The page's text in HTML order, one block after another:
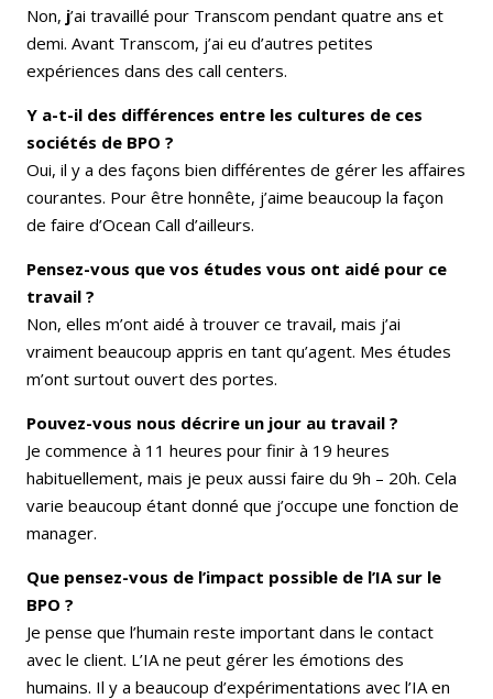
Non, j’ai travaillé pour Transcom pendant quatre ans et
demi. Avant Transcom, j’ai eu d’autres petites
expériences dans des call centers.
Y a-t-il des différences entre les cultures de ces
sociétés de BPO ?
Oui, il y a des façons bien différentes de gérer les affaires
courantes. Pour être honnête, j’aime beaucoup la façon
de faire d’Ocean Call d’ailleurs.
Pensez-vous que vos études vous ont aidé pour ce
travail ?
Non, elles m’ont aidé à trouver ce travail, mais j’ai
vraiment beaucoup appris en tant qu’agent. Mes études
m’ont surtout ouvert des portes.
Pouvez-vous nous décrire un jour au travail ?
Je commence à 11 heures pour finir à 19 heures
habituellement, mais je peux aussi faire du 9h – 20h. Cela
varie beaucoup étant donné que j’occupe une fonction de
manager.
Que pensez-vous de l’impact possible de l’IA sur le
BPO ?
Je pense que l’humain reste important dans le contact
avec le client. L’IA ne peut gérer les émotions des
humains. Il y a beaucoup d’expérimentations avec l’IA en